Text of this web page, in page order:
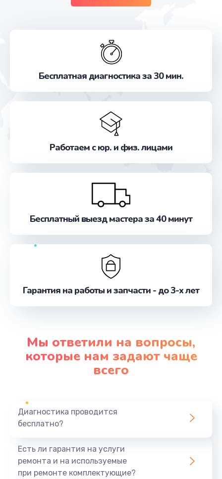
Бесплатная диагностика за 30 мин.
Работаем с юр. и физ. лицами
Бесплатный выезд мастера за 40 минут
Гарантия на работы и запчасти - до 3-х лет
Мы ответили на вопросы,
которые нам задают чаще
всего
Диагностика проводится
бесплатно?
Есть ли гарантия на услуги
ремонта и на используемые
при ремонте комплектующие?